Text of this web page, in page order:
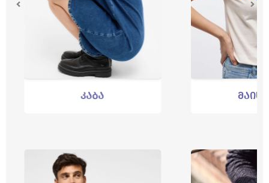
კაბა